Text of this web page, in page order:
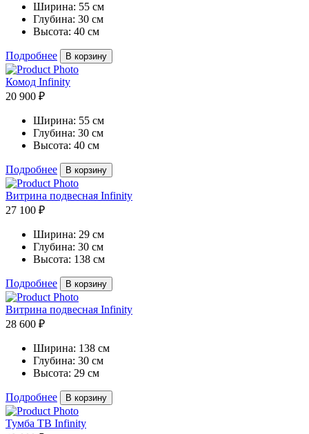
Ширина: 55 см
Глубина: 30 см
Высота: 40 см
Подробнее В корзину
Комод Infinity
20 900 ₽
Ширина: 55 см
Глубина: 30 см
Высота: 40 см
Подробнее В корзину
Витрина подвесная Infinity
27 100 ₽
Ширина: 29 см
Глубина: 30 см
Высота: 138 см
Подробнее В корзину
Витрина подвесная Infinity
28 600 ₽
Ширина: 138 см
Глубина: 30 см
Высота: 29 см
Подробнее В корзину
Тумба ТВ Infinity